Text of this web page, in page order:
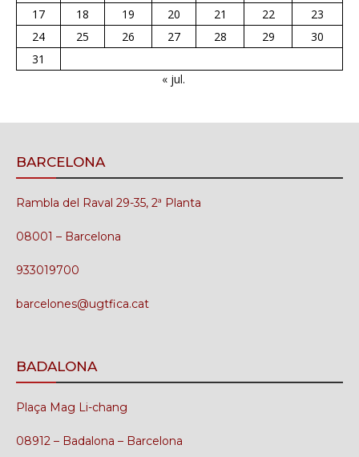
17
18 19 20 21 22
23
24
25 26 27 28 29
30
31
« jul.
BARCELONA
Rambla del Raval 29-35, 2ª Planta
08001 – Barcelona
933019700
barcelones@ugtfica.cat
BADALONA
Plaça Mag Li-chang
08912 – Badalona – Barcelona